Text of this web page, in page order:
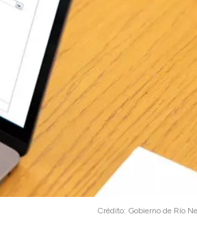
Crédito: Gobierno de Río